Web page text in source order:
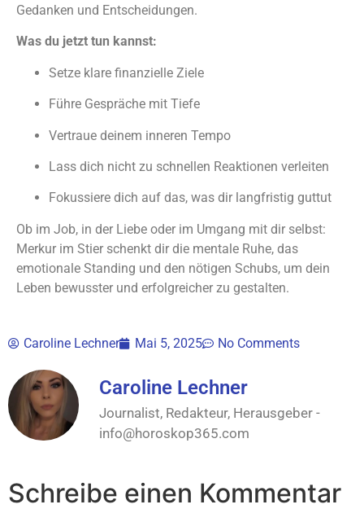
Gedanken und Entscheidungen.
Was du jetzt tun kannst:
Setze klare finanzielle Ziele
Führe Gespräche mit Tiefe
Vertraue deinem inneren Tempo
Lass dich nicht zu schnellen Reaktionen verleiten
Fokussiere dich auf das, was dir langfristig guttut
Ob im Job, in der Liebe oder im Umgang mit dir selbst:
Merkur im Stier schenkt dir die mentale Ruhe, das
emotionale Standing und den nötigen Schubs, um dein
Leben bewusster und erfolgreicher zu gestalten.
Caroline Lechner Mai 5, 2025 No Comments
Caroline Lechner
Journalist, Redakteur, Herausgeber -
info@horoskop365.com
Schreibe einen Kommentar